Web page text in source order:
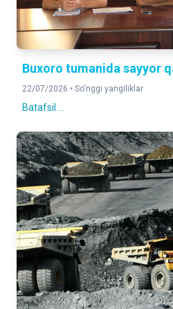
Buxoro tumanida sayyor
22/07/2026 • So'nggi yangiliklar
Batafsil ...